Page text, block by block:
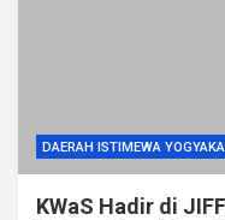
DAERAH ISTIMEWA
KWaS Hadir di